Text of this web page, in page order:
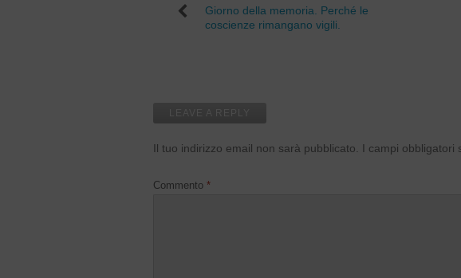
Giorno della memoria. Perché le
coscienze rimangano vigili.
Il tuo indirizzo email non sarà pubblicato. I campi obbligatori
Commento *